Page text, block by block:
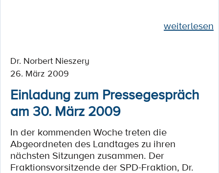
weiterlesen
Dr. Norbert Nieszery
26. März 2009
Einladung zum Pressegespräch
am 30. März 2009
In der kommenden Woche treten die
Abgeordneten des Landtages zu ihren
nächsten Sitzungen zusammen. Der
Fraktionsvorsitzende der SPD-Fraktion, Dr.